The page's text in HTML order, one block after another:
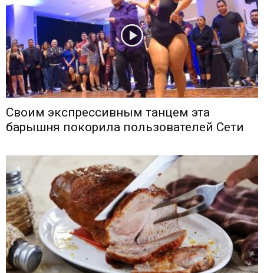
Своим экспрессивным танцем эта
барышня покорила пользователей Сети